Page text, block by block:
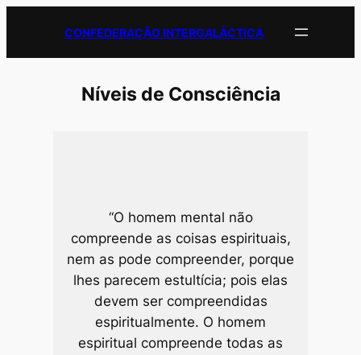
o
CONFEDERAÇÃO INTERGALÁCTICA
Níveis de Consciência
“O homem mental não
compreende as coisas espirituais,
nem as pode compreender, porque
lhes parecem estultícia; pois elas
devem ser compreendidas
espiritualmente. O ho­mem
espiritual compreende todas as